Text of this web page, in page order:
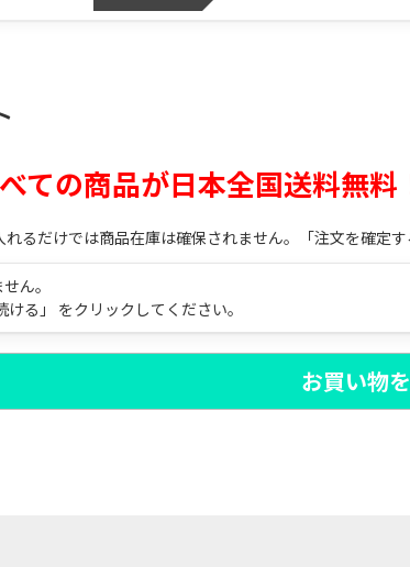
ての商品が日本全国送料無
るだけでは商品在庫は確保されません。「注文を確定
ん。
る」 をクリックしてください。
お買い物